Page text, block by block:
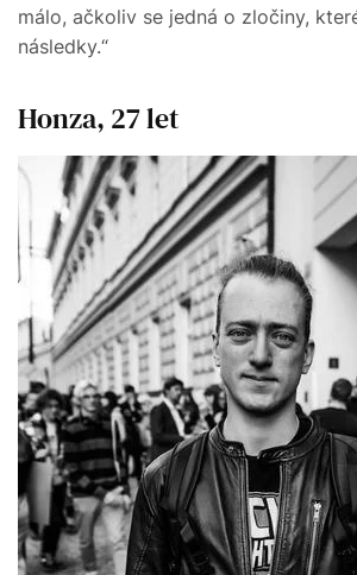
málo, ačkoliv se jedná o zločiny,
následky.“
Honza, 27 let